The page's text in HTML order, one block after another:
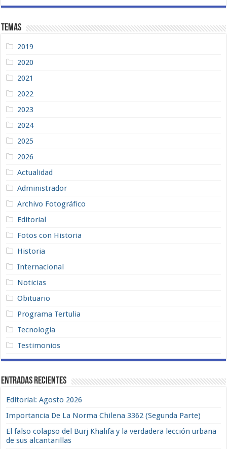
Temas
2019
2020
2021
2022
2023
2024
2025
2026
Actualidad
Administrador
Archivo Fotográfico
Editorial
Fotos con Historia
Historia
Internacional
Noticias
Obituario
Programa Tertulia
Tecnología
Testimonios
Entradas recientes
Editorial: Agosto 2026
Importancia De La Norma Chilena 3362 (Segunda Parte)
El falso colapso del Burj Khalifa y la verdadera lección urbana
de sus alcantarillas